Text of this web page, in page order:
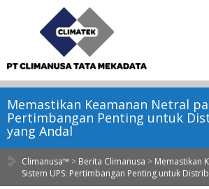
Memastikan Keamanan Netral
Pertimbangan Penting untuk
yang Andal
Climanusa™ > Berita Climanusa > Memastikan
Sistem UPS: Pertimbangan Penting untuk